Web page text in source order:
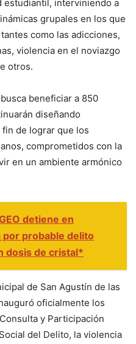
estudiantil, interviniendo a
grupales en los que
como las adicciones,
violencia en el noviazgo
otros.
beneficiar a 850
diseñando
de lograr que los
comprometidos con la
en un ambiente armónico
detiene en
por probable delito
dosis de cristal*
de San Agustín de las
oficialmente los
y Participación
del Delito, la violencia